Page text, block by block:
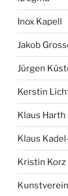
Inox Kapell
Jakob
Jürgen
Kerstin
Klaus Harth
Klaus
Kristin Korz